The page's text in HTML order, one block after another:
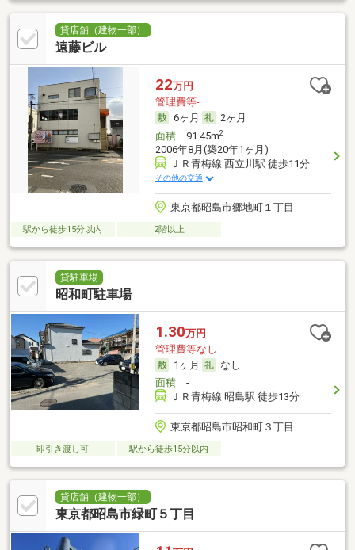
貸店舗（建物一部）
遠藤ビル
22万円
管理費等-
6ヶ月
2ヶ月
面積91.45m2
2006年8月(築20年1ヶ月)
ＪＲ青梅線 西立川駅 徒歩11分
その他の交通
東京都昭島市郷地町１丁目
駅から徒歩15分以内 2階以上
貸駐車場
昭和町駐車場
1.30万円
管理費等なし
1ヶ月
なし
面積-
ＪＲ青梅線 昭島駅 徒歩13分
東京都昭島市昭和町３丁目
即引き渡し可 駅から徒歩15分以内
貸店舗（建物一部）
東京都昭島市緑町５丁目